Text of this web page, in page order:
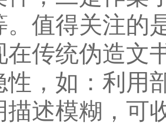
。值得关注的
在传统伪造文
性，如：利用
描述模糊，可